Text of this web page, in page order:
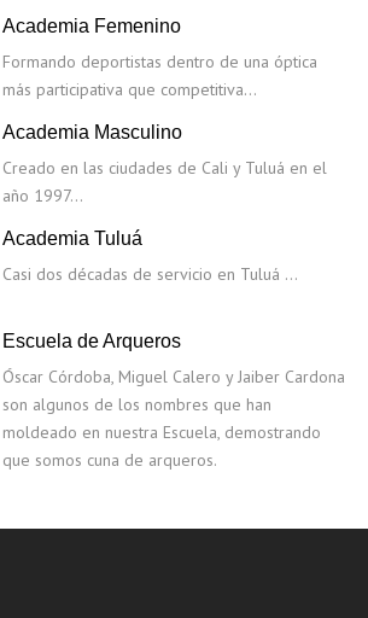
Academia Femenino
Formando deportistas dentro de una óptica
más participativa que competitiva…
Academia Masculino
Creado en las ciudades de Cali y Tuluá en el
año 1997…
Academia Tuluá
Casi dos décadas de servicio en Tuluá …
Escuela de Arqueros
Óscar Córdoba, Miguel Calero y Jaiber Cardona
son algunos de los nombres que han
moldeado en nuestra Escuela, demostrando
que somos cuna de arqueros.